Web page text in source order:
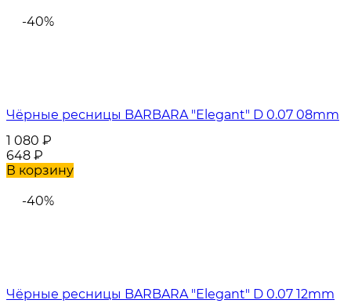
-40%
Чёрные ресницы BARBARA "Elegant" D 0.07 08mm
1 080 ₽
648 ₽
В корзину
-40%
Чёрные ресницы BARBARA "Elegant" D 0.07 12mm